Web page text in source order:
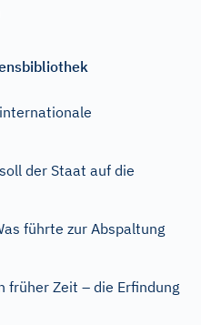
der Staat auf die
führte zur Abspaltung
früher Zeit – die Erfindung